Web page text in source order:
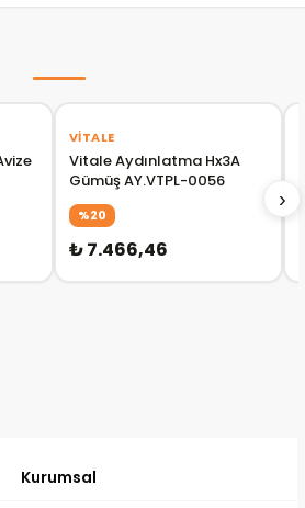
›
VITALE
Vitale Aydınlatma Hx3A
Gümüş AY.VTPL-0056
%20
₺ 7.466,46
Kurumsal